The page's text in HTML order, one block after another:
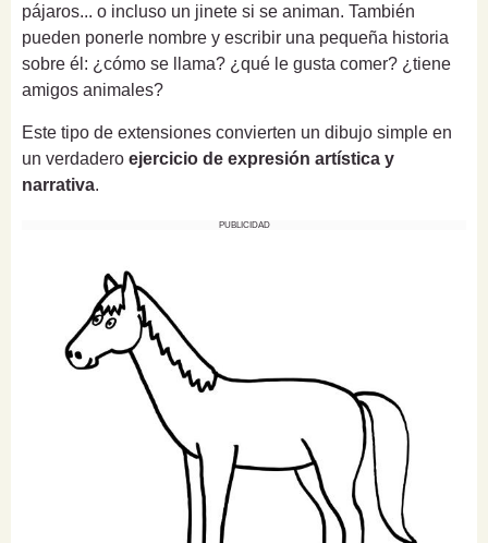
pájaros... o incluso un jinete si se animan. También
pueden ponerle nombre y escribir una pequeña historia
sobre él: ¿cómo se llama? ¿qué le gusta comer? ¿tiene
amigos animales?
Este tipo de extensiones convierten un dibujo simple en
un verdadero ejercicio de expresión artística y
narrativa.
PUBLICIDAD